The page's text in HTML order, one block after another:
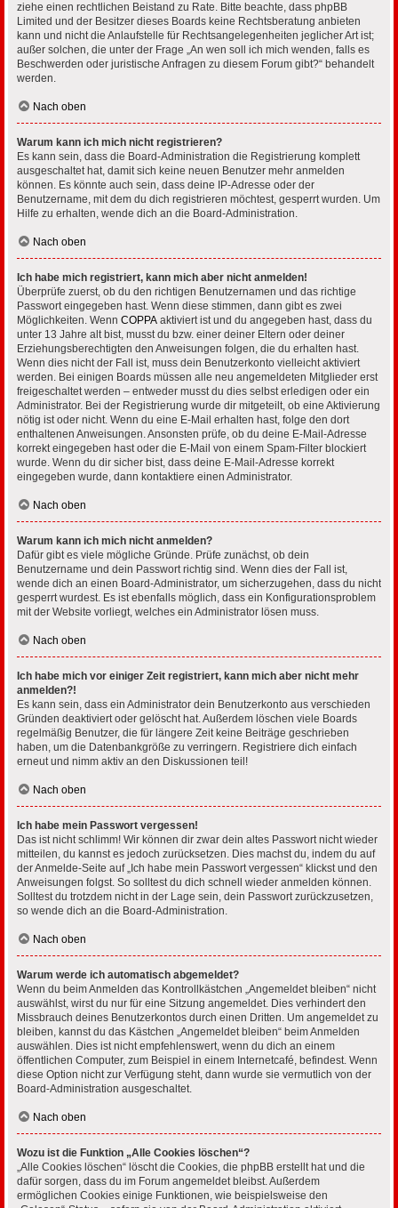
ziehe einen rechtlichen Beistand zu Rate. Bitte beachte, dass phpBB
Limited und der Besitzer dieses Boards keine Rechtsberatung anbieten
kann und nicht die Anlaufstelle für Rechtsangelegenheiten jeglicher Art ist;
außer solchen, die unter der Frage „An wen soll ich mich wenden, falls es
Beschwerden oder juristische Anfragen zu diesem Forum gibt?“ behandelt
werden.
Nach oben
Warum kann ich mich nicht registrieren?
Es kann sein, dass die Board-Administration die Registrierung komplett
ausgeschaltet hat, damit sich keine neuen Benutzer mehr anmelden
können. Es könnte auch sein, dass deine IP-Adresse oder der
Benutzername, mit dem du dich registrieren möchtest, gesperrt wurden. Um
Hilfe zu erhalten, wende dich an die Board-Administration.
Nach oben
Ich habe mich registriert, kann mich aber nicht anmelden!
Überprüfe zuerst, ob du den richtigen Benutzernamen und das richtige
Passwort eingegeben hast. Wenn diese stimmen, dann gibt es zwei
Möglichkeiten. Wenn COPPA aktiviert ist und du angegeben hast, dass du
unter 13 Jahre alt bist, musst du bzw. einer deiner Eltern oder deiner
Erziehungsberechtigten den Anweisungen folgen, die du erhalten hast.
Wenn dies nicht der Fall ist, muss dein Benutzerkonto vielleicht aktiviert
werden. Bei einigen Boards müssen alle neu angemeldeten Mitglieder erst
freigeschaltet werden – entweder musst du dies selbst erledigen oder ein
Administrator. Bei der Registrierung wurde dir mitgeteilt, ob eine Aktivierung
nötig ist oder nicht. Wenn du eine E-Mail erhalten hast, folge den dort
enthaltenen Anweisungen. Ansonsten prüfe, ob du deine E-Mail-Adresse
korrekt eingegeben hast oder die E-Mail von einem Spam-Filter blockiert
wurde. Wenn du dir sicher bist, dass deine E-Mail-Adresse korrekt
eingegeben wurde, dann kontaktiere einen Administrator.
Nach oben
Warum kann ich mich nicht anmelden?
Dafür gibt es viele mögliche Gründe. Prüfe zunächst, ob dein
Benutzername und dein Passwort richtig sind. Wenn dies der Fall ist,
wende dich an einen Board-Administrator, um sicherzugehen, dass du nicht
gesperrt wurdest. Es ist ebenfalls möglich, dass ein Konfigurationsproblem
mit der Website vorliegt, welches ein Administrator lösen muss.
Nach oben
Ich habe mich vor einiger Zeit registriert, kann mich aber nicht mehr
anmelden?!
Es kann sein, dass ein Administrator dein Benutzerkonto aus verschieden
Gründen deaktiviert oder gelöscht hat. Außerdem löschen viele Boards
regelmäßig Benutzer, die für längere Zeit keine Beiträge geschrieben
haben, um die Datenbankgröße zu verringern. Registriere dich einfach
erneut und nimm aktiv an den Diskussionen teil!
Nach oben
Ich habe mein Passwort vergessen!
Das ist nicht schlimm! Wir können dir zwar dein altes Passwort nicht wieder
mitteilen, du kannst es jedoch zurücksetzen. Dies machst du, indem du auf
der Anmelde-Seite auf „Ich habe mein Passwort vergessen“ klickst und den
Anweisungen folgst. So solltest du dich schnell wieder anmelden können.
Solltest du trotzdem nicht in der Lage sein, dein Passwort zurückzusetzen,
so wende dich an die Board-Administration.
Nach oben
Warum werde ich automatisch abgemeldet?
Wenn du beim Anmelden das Kontrollkästchen „Angemeldet bleiben“ nicht
auswählst, wirst du nur für eine Sitzung angemeldet. Dies verhindert den
Missbrauch deines Benutzerkontos durch einen Dritten. Um angemeldet zu
bleiben, kannst du das Kästchen „Angemeldet bleiben“ beim Anmelden
auswählen. Dies ist nicht empfehlenswert, wenn du dich an einem
öffentlichen Computer, zum Beispiel in einem Internetcafé, befindest. Wenn
diese Option nicht zur Verfügung steht, dann wurde sie vermutlich von der
Board-Administration ausgeschaltet.
Nach oben
Wozu ist die Funktion „Alle Cookies löschen“?
„Alle Cookies löschen“ löscht die Cookies, die phpBB erstellt hat und die
dafür sorgen, dass du im Forum angemeldet bleibst. Außerdem
ermöglichen Cookies einige Funktionen, wie beispielsweise den